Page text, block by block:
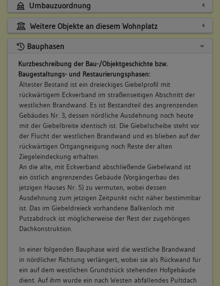
Umbauzuordnung
Weitere Objekte an diesem Wohnplatz
Bauphasen
Kurzbeschreibung der Bau-/Objektgeschichte bzw.
Baugestaltungs- und Restaurierungsphasen:
Ältester Bestand ist ein dreieckiges Giebelprofil mit
rückwärtigem Eckverband im straßenseitigen Abschnitt der
westlichen Brandwand. Es ist Bestandteil des angrenzenden
Gebäudes Nr. 3, dessen nördliche Ausdehnung noch heute
mit der Giebelbreite identisch ist. Die Giebelscheibe steht vor
der Flucht der westlichen Brandwand und es blieben auf der
rückwärtigen Ortgangneigung noch Reste der alten
Ziegeleindeckung erhalten.
An die alte, mit Eckverband abschließende Giebelwand ist
ein östlich angrenzendes Gebäude (Vorgängerbau des
jetzigen Hauses Nr. 5) zu vermuten, wobei dessen
Ausdehnung zum jetzigen Zeitpunkt nicht näher bestimmbar
ist. Das im Giebeldreieck vorhandene Balkenloch mit
Putzabdruck ist möglicherweise der Rest der zugehörigen
Dachkonstruktion.
In einer folgenden Bauphase wird die westliche Brandwand
in nördlicher Richtung verlängert, wobei sie als Rückwand für
ein auf dem westlichen Grundstück stehenden Hofgebäude
dient. Auf ihm wurde ein nach Westen abfallendes Pultdach